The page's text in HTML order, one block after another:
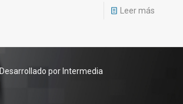
Leer más
Desarrollado por Intermedia